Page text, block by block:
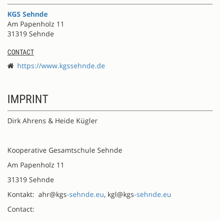
KGS Sehnde
Am Papenholz 11
31319 Sehnde
CONTACT
https://www.kgssehnde.de
IMPRINT
Dirk Ahrens & Heide Kügler
Kooperative Gesamtschule Sehnde
Am Papenholz 11
31319 Sehnde
Kontakt: ahr@kgs-sehnde.eu, kgl@kgs-sehnde.eu
Contact: